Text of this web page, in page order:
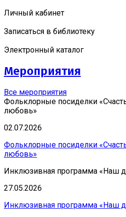
Личный кабинет
Записаться в библиотеку
Электронный каталог
Мероприятия
Все мероприятия
Фольклорные посиделки
любовь»
02.07.2026
Фольклорные посиделки
любовь»
Инклюзивная программа «Наш
27.05.2026
Инклюзивная программа «Наш